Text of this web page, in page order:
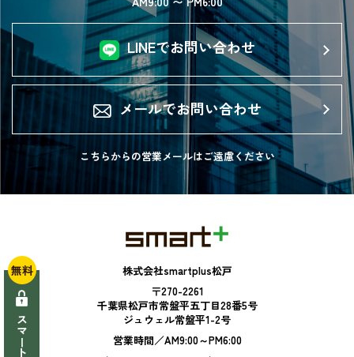
LINEでお問い合わせ
メールでお問い合わせ
こちらからの営業メールはご遠慮ください
株式会社smartplus松戸
〒270-2261
千葉県松戸市常盤平五丁目28番5号
ジュウェル常盤平1-2号
営業時間／AM9:00～PM6:00
無料